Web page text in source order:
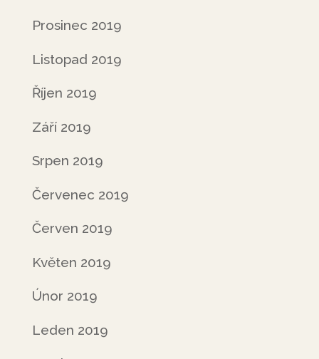
Prosinec 2019
Listopad 2019
Říjen 2019
Září 2019
Srpen 2019
Červenec 2019
Červen 2019
Květen 2019
Únor 2019
Leden 2019